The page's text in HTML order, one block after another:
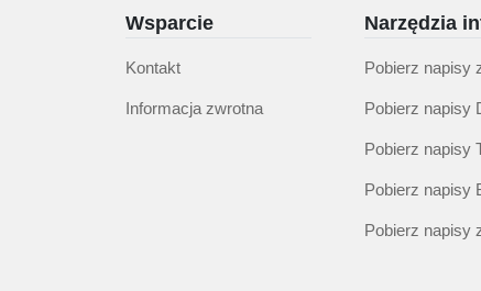
Wsparcie
Kontakt
Informacja zwrotna
Narzędzia
Pobierz napisy
Pobierz napisy
Pobierz napisy
Pobierz napisy
Pobierz napisy